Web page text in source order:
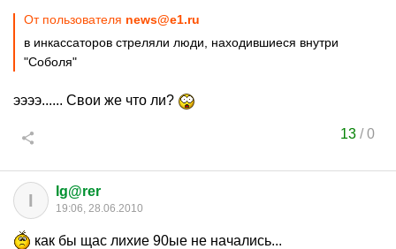
От пользователя news@e1.ru
в инкассаторов стреляли люди, находившиеся внутри
"Соболя"
ээээ...... Свои же что ли?
13 /0
I Ig@rer
19:06, 28.06.2010
как бы щас лихие 90ые не начались...